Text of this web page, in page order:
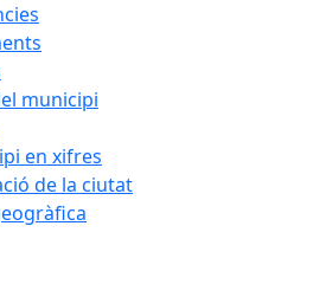
municipi
en xifres
de la ciutat